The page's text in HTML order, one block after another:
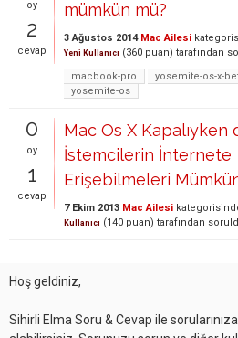
oy
2
cevap
mümkün mü?
3 Ağustos 2014 Mac Ailesi
Yeni Kullanıcı (360 puan) tarafından
macbook-pro
yosemite-os-x-
yosemite-os
0
oy
1
cevap
Mac Os X Kapalıyken
İstemcilerin İnternete
Erişebilmeleri
7 Ekim 2013 Mac Ailesi
Kullanıcı (140 puan) tarafından
Hoş geldiniz,
Sihirli Elma Soru & Cevap ile